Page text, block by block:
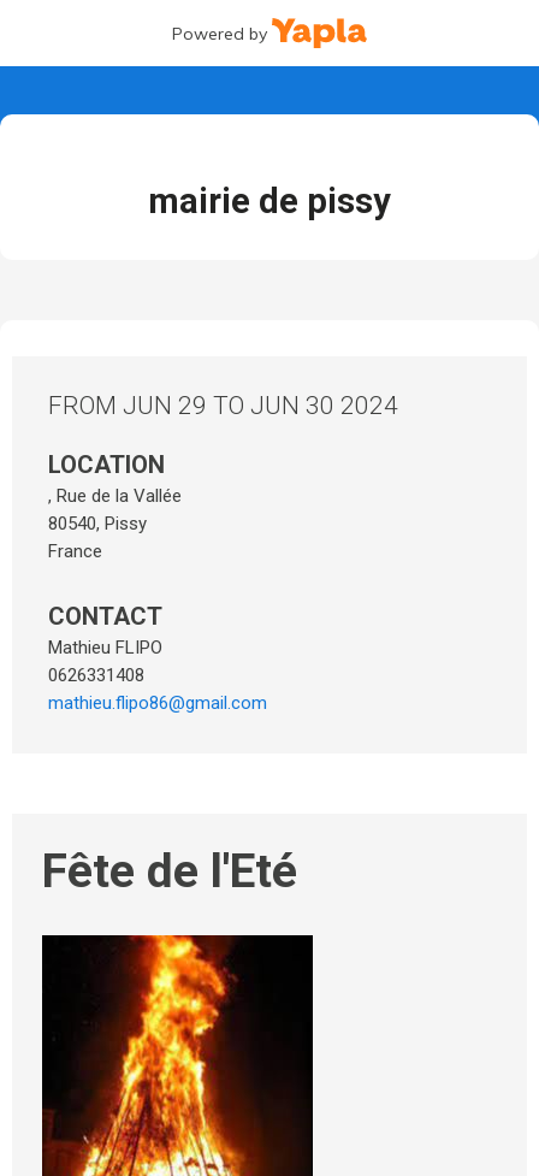
Powered by
mairie de pissy
FROM JUN 29 TO JUN 30 2024
LOCATION
, Rue de la Vallée
80540, Pissy
France
CONTACT
Mathieu FLIPO
0626331408
mathieu.flipo86@gmail.com
Fête de l'Eté